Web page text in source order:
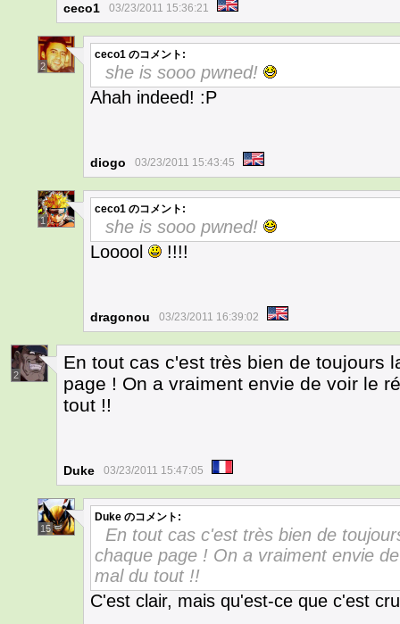
ceco1 03/23/2011 15:36:21
2
ceco1 のコメント:
she is sooo pwned!
Ahah indeed! :P
diogo 03/23/2011 15:43:45
1
ceco1 のコメント:
she is sooo pwned!
Looool
!!!!
dragonou 03/23/2011 16:39:02
2
En tout cas c'est très bien de toujours
page ! On a vraiment envie de voir le
tout !!
Duke 03/23/2011 15:47:05
15
Duke のコメント:
En tout cas c'est très bien de
chaque page ! On a vraiment envie
mal du tout !!
C'est clair, mais qu'est-ce que c'est